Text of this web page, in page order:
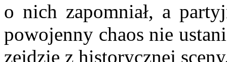
o nich zapomniał, a
powojenny chaos nie
zejdzie z historycznej